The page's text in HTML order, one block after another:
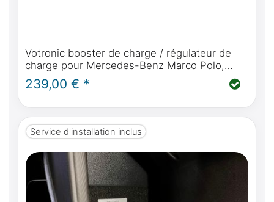
Votronic booster de charge / régulateur de
charge pour Mercedes-Benz Marco Polo,
Horizon, Activity W447, charge parfaite
pendant le trajet pour ton camping-car
239,00 € *
Service d'installation inclus